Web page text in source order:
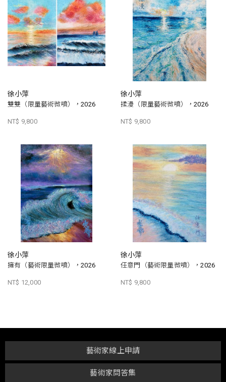
徐小萍
雙雙（限量藝術微噴），2026
NT$ 9,800
徐小萍
揉漫（限量藝術微噴），2026
NT$ 9,800
徐小萍
擁有（藝術限量微噴），2026
NT$ 12,000
徐小萍
任意門（藝術限量微噴），2026
NT$ 9,800
藝術家問答集
藝術家線上申請